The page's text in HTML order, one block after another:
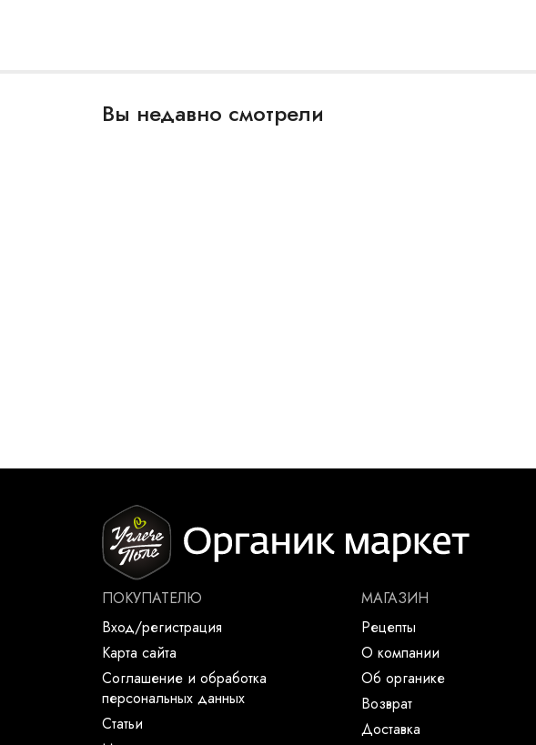
Вы недавно смотрели
ПОКУПАТЕЛЮ
Вход/регистрация
Карта сайта
Соглашение и обработка
персональных данных
Статьи
МАГАЗИН
Рецепты
О компании
Об органике
Возврат
Доставка